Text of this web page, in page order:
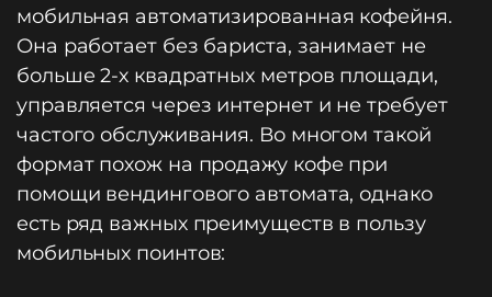
мобильная автоматизированная кофейня.
Она работает без бариста, занимает не
больше 2-х квадратных метров площади,
управляется через интернет и не требует
частого обслуживания. Во многом такой
формат похож на продажу кофе при
помощи вендингового автомата, однако
есть ряд важных преимуществ в пользу
мобильных поинтов: